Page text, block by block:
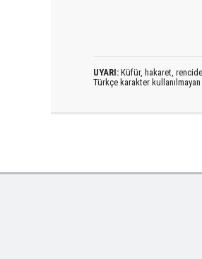
UYARI: Küfür, hakaret,
Türkçe karakter